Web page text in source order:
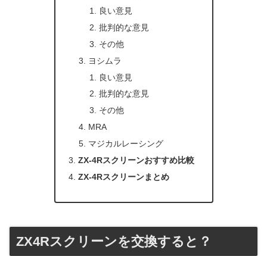
良い意見
批判的な意見
その他
ヨシムラ
良い意見
批判的な意見
その他
MRA
マジカルレーシング
ZX-4Rスクリーンおすすめ比較
ZX-4Rスクリーンまとめ
ZX4Rスクリーンを交換すると？